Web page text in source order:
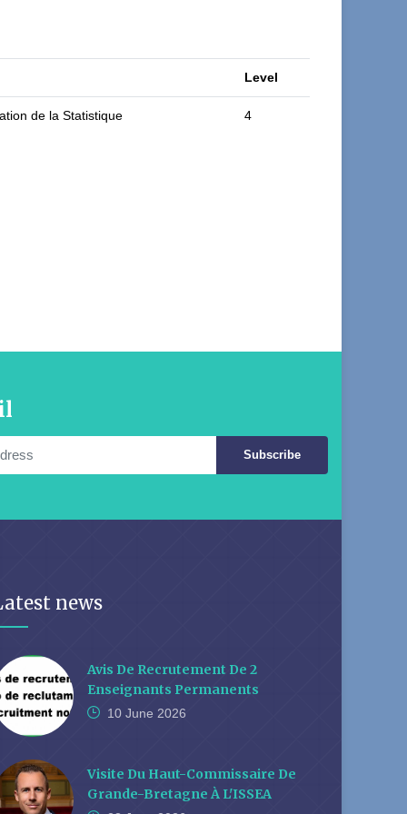
Level
de la Statistique 4
Subscribe
news
Avis De Recrutement De 2
Enseignants Permanents
10 June 2026
Visite Du Haut-Commissaire De
Grande-Bretagne À L'ISSEA